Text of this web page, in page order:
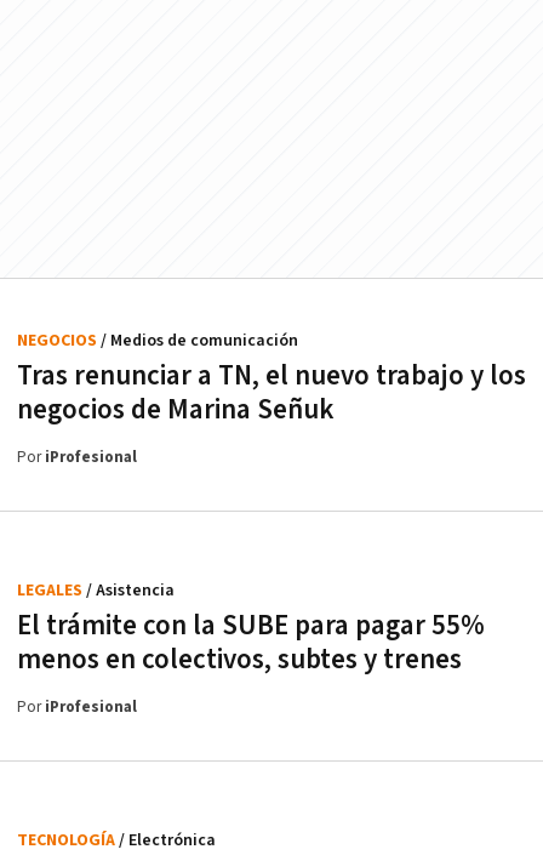
Tras renunciar a TN, el nuevo trabajo y los
negocios de Marina Señuk
NEGOCIOS / Medios de comunicación
PoriProfesional
El trámite con la SUBE para pagar 55%
menos en colectivos, subtes y trenes
LEGALES / Asistencia
PoriProfesional
TECNOLOGÍA/ Electrónica